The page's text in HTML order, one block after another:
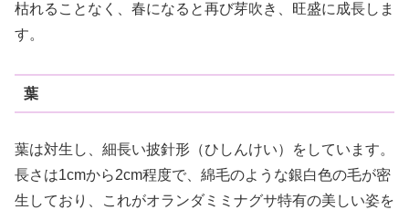
枯れることなく、春になると再び芽吹き、旺盛に成長しま
す。
葉
葉は対生し、細長い披針形（ひしんけい）をしています。
長さは1cmから2cm程度で、綿毛のような銀白色の毛が密
生しており、これがオランダミミナグサ特有の美しい姿を